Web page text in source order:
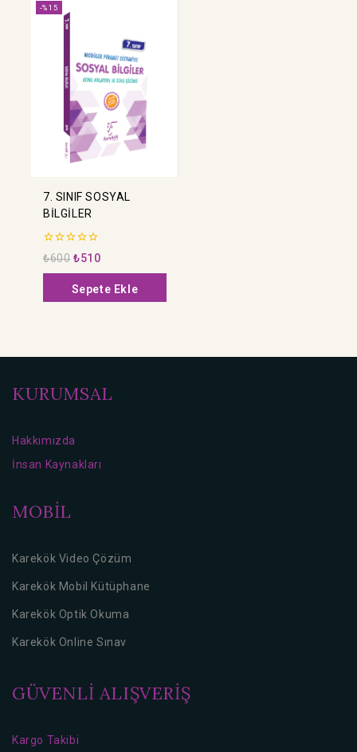
-%15
7. SINIF SOSYAL
BİLGİLER
0
5
üzerinden
₺600 ₺510
Sepete Ekle
KURUMSAL
Hakkımızda
İnsan Kaynakları
MOBİL
Karekök Video Çözüm
Karekök Mobil Kütüphane
Karekök Optik Okuma
Karekök Online Sınav
GÜVENLİ ALIŞVERİŞ
Kargo Takibi